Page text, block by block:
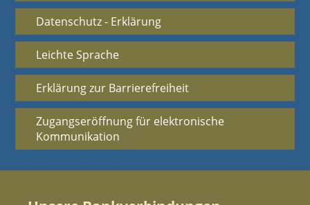
Datenschutz - Erklärung
Leichte Sprache
Erklärung zur Barrierefreiheit
Zugangseröffnung für elektronische
Kommunikation